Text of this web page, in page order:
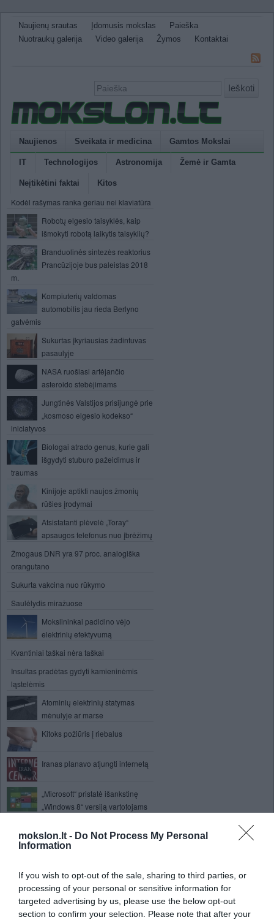
mokslon.lt - Do Not Process My Personal
Information
If you wish to opt-out of the sale, sharing to third parties, or
processing of your personal or sensitive information for
targeted advertising by us, please use the below opt-out
section to confirm your selection. Please note that after your
Naujienų srautas Įdomusis mokslas
Paieška
Nuotraukų galerija
Video galerija Žymos Kontaktai
Ieškoti
Naujienos Sveikata ir medicina Gamtos Mokslai
IT Technologijos Astronomija Žemė ir Gamta
Neįtikėtini faktai Kitos
Kodėl rašymas ranka geriau nei klaviatūra
Robotų elgesio taisyklės, kaip
išmokyti robotą laikytis taisyklių?
Branduolinės sintezės reaktorius
Prancūzijoje bus paleistas 2018
m.
Kompiuterių valdomas
automobilis jau rieda Berlyno
gatvėmis
Sukurtas įkyriausias žadintuvas
pasaulyje
NASA ruošiasi artėjančio
asteroido stebėjimams
Jungtinės Valstijos prisijungė prie
„kosmoso elgesio kodekso“
iniciatyvos
Biologai atrado genus, kurie gali
išgydyti stuburo pažeidimus ir
traumas
Kinijoje aptikti naujos žmonių
rūšies įrodymai
Atsistatanti plėvelė „Toray“
apsaugos telefonus nuo įbrėžimų
Žmogaus DNR yra 97 proc. analogiška
orangutano
Sukurta vakcina nuo rūkymo
Saulėlydis miražuose
Mokslininkai padidino vėjo
elektrinių efektyvumą
Kvantiniai taškai nėra taškai
Insultas pradėtas gydyti kamieninėmis
ląstelėmis
Atominių elektrinių statymas
mėnulyje ar marse
Kitoks požiūris į riebalus
Iranas planavo atjungti internetą
„Microsoft“ pristatė išankstinę
„Windows 8“ versiją vartotojams
Gyvybė už Žemės ribų tiesiog privalo būti
Kas atsitiks kai baigsis nafta